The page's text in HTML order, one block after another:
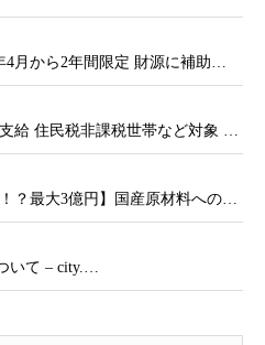
4月から2年間限定 財源に補助…
給 住民税非課税世帯など対象 …
？最大3億円】国産原材料への…
いて – city.…